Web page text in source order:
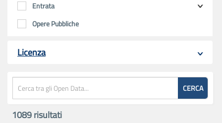
Entrata
Opere Pubbliche
Licenza
CERCA
1089risultati